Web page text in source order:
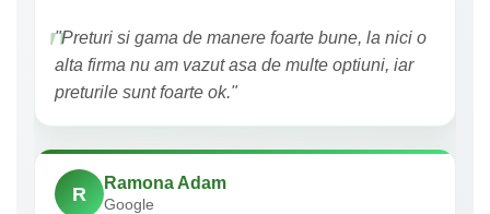
"Preturi si gama de manere foarte bune, la nici o
alta firma nu am vazut asa de multe optiuni, iar
preturile sunt foarte ok."
R
Ramona Adam
Google